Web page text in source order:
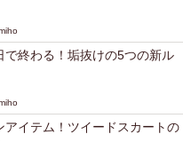
で終わる！垢抜けの5つの新ル
イテム！ツイードスカートの